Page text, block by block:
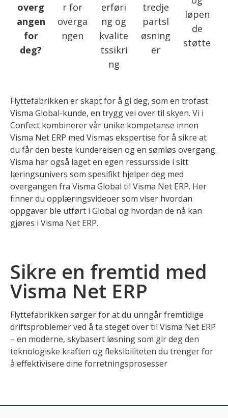
overg
angen
for
deg?
r for
overga
ngen
erføri
ng og
kvalite
tssikri
ng
tredje
partsl
øsning
er
løpen
de
støtte
Flyttefabrikken er skapt for å gi deg, som en trofast
Visma Global-kunde, en trygg vei over til skyen. Vi i
Confect kombinerer vår unike kompetanse innen
Visma Net ERP med Vismas ekspertise for å sikre at
du får den beste kundereisen og en sømløs overgang.
Visma har også laget en egen ressursside i sitt
læringsunivers som spesifikt hjelper deg med
overgangen fra Visma Global til Visma Net ERP. Her
finner du opplæringsvideoer som viser hvordan
oppgaver ble utført i Global og hvordan de nå kan
gjøres i Visma Net ERP.
Sikre en fremtid med
Visma Net ERP
Flyttefabrikken sørger for at du unngår fremtidige
driftsproblemer ved å ta steget over til Visma Net ERP
– en moderne, skybasert løsning som gir deg den
teknologiske kraften og fleksibiliteten du trenger for
å effektivisere dine forretningsprosesser